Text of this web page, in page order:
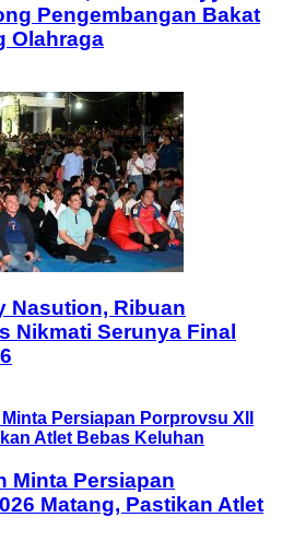
Pengembangan Bakat
Olahraga
Nasution, Ribuan
Nikmati Serunya Final
Minta Persiapan
Matang, Pastikan Atlet